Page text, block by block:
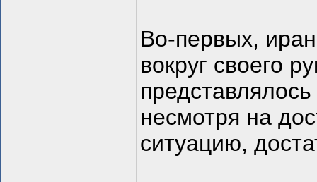
Во-первых,
вокруг своего
несмотря на
ситуацию,